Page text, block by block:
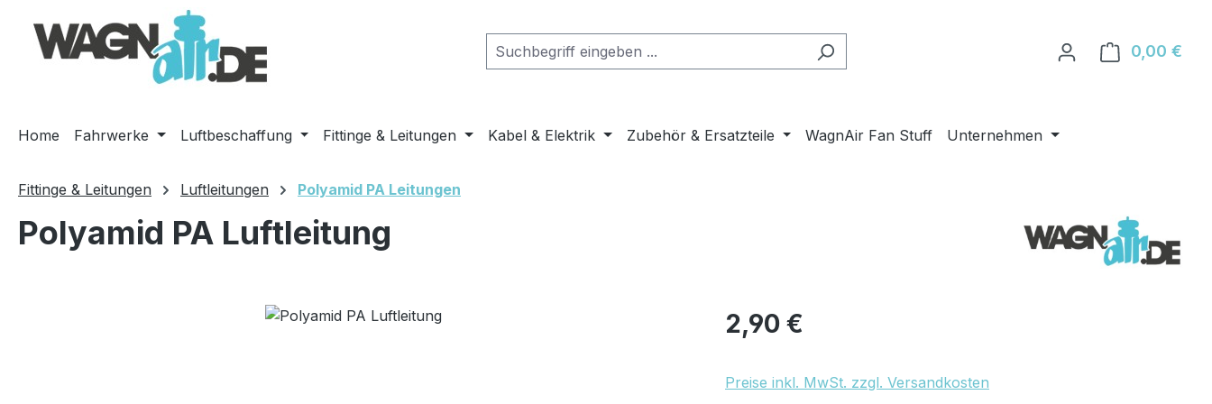
Hauptinhalt springen
Zur Suche springen
Zur Hauptnavigation springen
0,00 €
Home Fahrwerke Luftbeschaffung Fittinge & Leitungen Kabel & Elektrik Zubehör & Ersatzteile WagnAir Fan Stuff Unternehmen
Fittinge & Leitungen Luftleitungen Polyamid PA Leitungen
Polyamid PA Luftleitung
Regulärer Preis:
2,90 €
Preise inkl. MwSt. zzgl. Versandkosten